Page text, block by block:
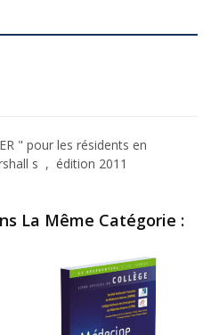
" pour les résidents en
s , édition 2011
La Même Catégorie :